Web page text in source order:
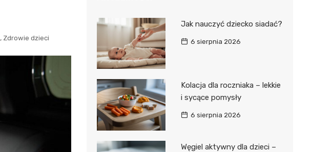
, Zdrowie dzieci
Jak nauczyć dziecko siadać?
6 sierpnia 2026
Kolacja dla roczniaka – lekkie
i sycące pomysły
6 sierpnia 2026
Węgiel aktywny dla dzieci –